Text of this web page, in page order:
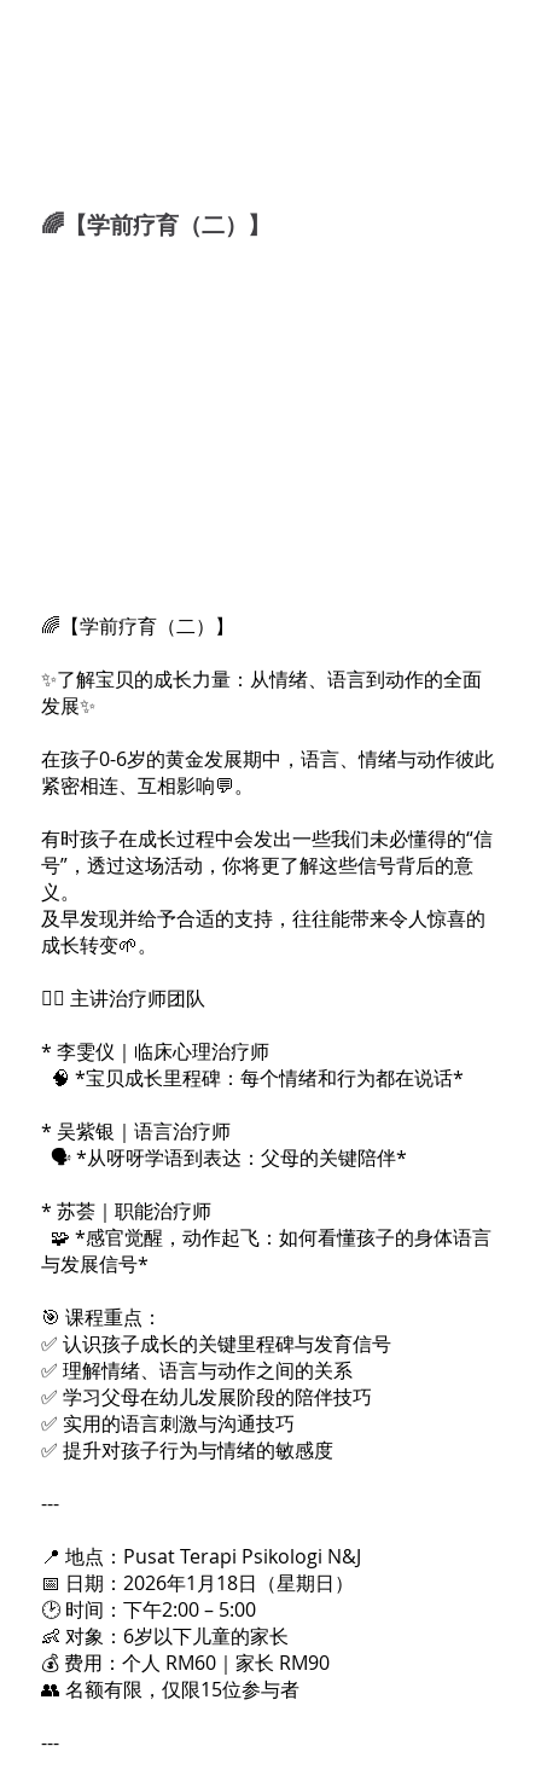
🌈【学前疗育（二）】
🌈【学前疗育（二）】
✨了解宝贝的成长力量：从情绪、语言到动作的全面
发展✨
在孩子0-6岁的黄金发展期中，语言、情绪与动作彼此
紧密相连、互相影响💬。
有时孩子在成长过程中会发出一些我们未必懂得的“信
号”，透过这场活动，你将更了解这些信号背后的意
义。
及早发现并给予合适的支持，往往能带来令人惊喜的
成长转变🌱。
👩‍⚕️ 主讲治疗师团队
* 李雯仪｜临床心理治疗师
🧠 *宝贝成长里程碑：每个情绪和行为都在说话*
* 吴紫银｜语言治疗师
🗣️ *从呀呀学语到表达：父母的关键陪伴*
* 苏荟｜职能治疗师
🧩 *感官觉醒，动作起飞：如何看懂孩子的身体语言
与发展信号*
🎯 课程重点：
✅ 认识孩子成长的关键里程碑与发育信号
✅ 理解情绪、语言与动作之间的关系
✅ 学习父母在幼儿发展阶段的陪伴技巧
✅ 实用的语言刺激与沟通技巧
✅ 提升对孩子行为与情绪的敏感度
---
📍 地点：Pusat Terapi Psikologi N&J
📅 日期：2026年1月18日（星期日）
🕑 时间：下午2:00 – 5:00
👶 对象：6岁以下儿童的家长
💰 费用：个人 RM60｜家长 RM90
👥 名额有限，仅限15位参与者
---